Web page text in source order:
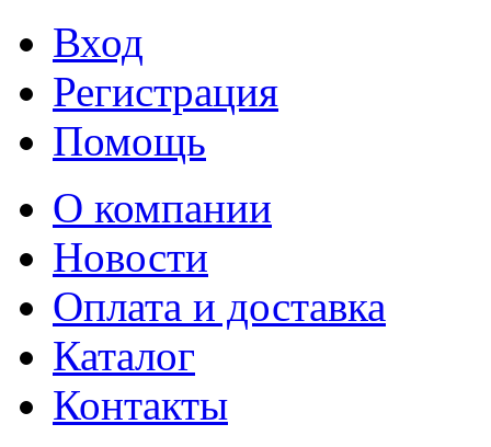
Вход
Регистрация
Помощь
О компании
Новости
Оплата и доставка
Каталог
Контакты